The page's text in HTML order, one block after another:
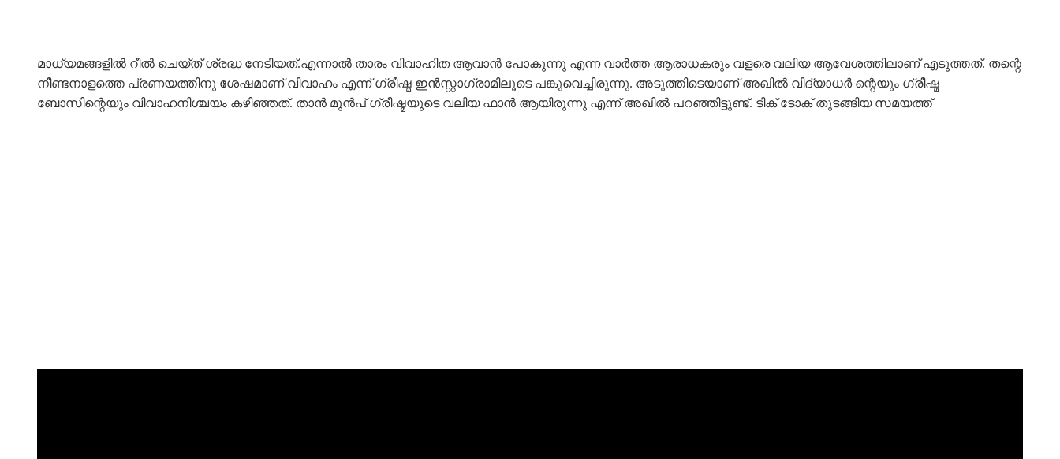
മാധ്യമങ്ങളിൽ റീൽ ചെയ്ത് ശ്രദ്ധ നേടിയത്.എന്നാൽ താരം വിവാഹിത ആവാൻ പോകുന്നു എന്ന വാർത്ത ആരാധകരും വളരെ വലിയ ആവേശത്തിലാണ് എടുത്തത്. തന്റെ
നീണ്ടനാളത്തെ പ്രണയത്തിനു ശേഷമാണ് വിവാഹം എന്ന് ഗ്രീഷ്മ ഇൻസ്റ്റാഗ്രാമിലൂടെ പങ്കുവെച്ചിരുന്നു. അടുത്തിടെയാണ് അഖിൽ വിദ്യാധർ ന്റെയും ഗ്രീഷ്മ
ബോസിന്റെയും വിവാഹനിശ്ചയം കഴിഞ്ഞത്. താൻ മുൻപ് ഗ്രീഷ്മയുടെ വലിയ ഫാൻ ആയിരുന്നു എന്ന് അഖിൽ പറഞ്ഞിട്ടുണ്ട്. ടിക് ടോക് തുടങ്ങിയ സമയത്ത്